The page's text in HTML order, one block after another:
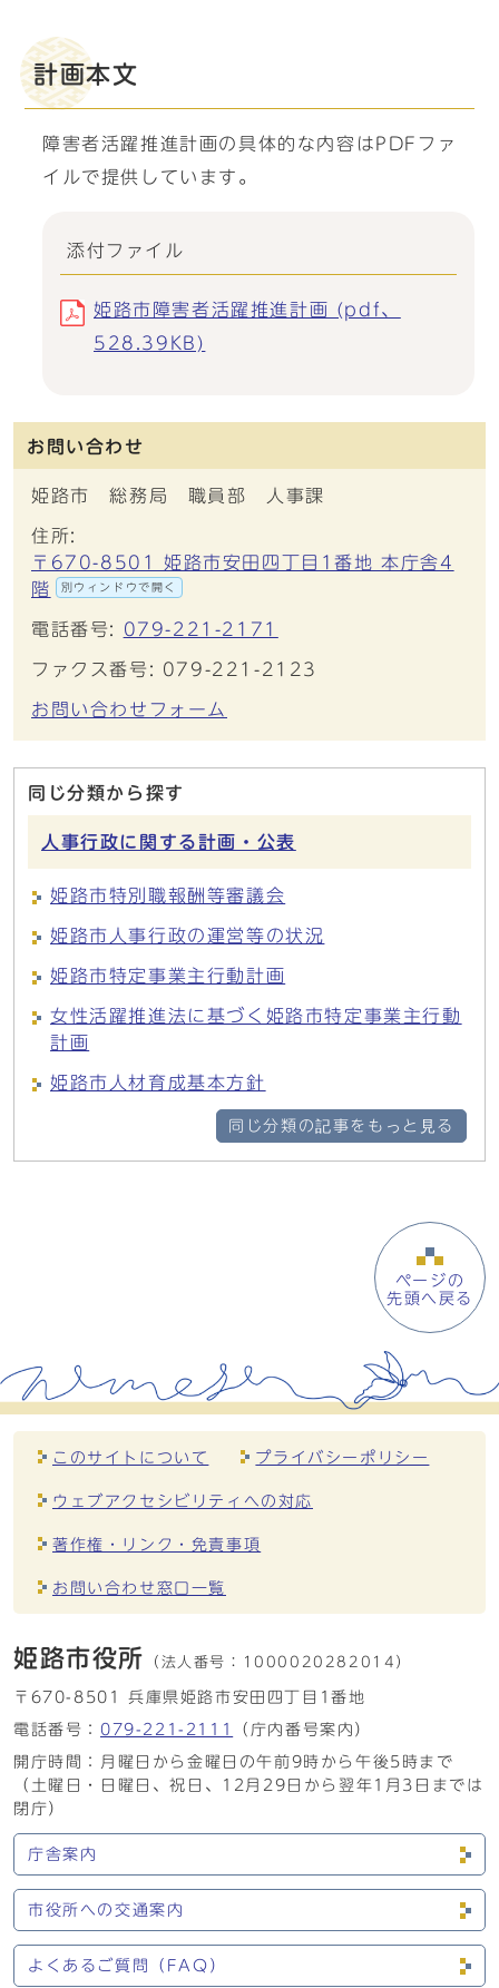
計画本文
障害者活躍推進計画の具体的な内容はPDFファ
イルで提供しています。
添付ファイル
姫路市障害者活躍推進計画 (pdf、
528.39KB)
お問い合わせ
姫路市 総務局 職員部 人事課
住所:
〒670-8501 姫路市安田四丁目1番地 本庁舎4
階
別ウィンドウで開く
電話番号: 079-221-2171
ファクス番号: 079-221-2123
お問い合わせフォーム
同じ分類から探す
人事行政に関する計画・公表
姫路市特別職報酬等審議会
姫路市人事行政の運営等の状況
姫路市特定事業主行動計画
女性活躍推進法に基づく姫路市特定事業主行動
計画
姫路市人材育成基本方針
同じ分類の記事をもっと見る
ページの
先頭へ戻る
このサイトについて プライバシーポリシー
ウェブアクセシビリティへの対応
著作権・リンク・免責事項
お問い合わせ窓口一覧
姫路市役所 （法人番号： 1000020282014）
〒670-8501 兵庫県姫路市安田四丁目1番地
電話番号： 079-221-2111
（庁内番号案内）
開庁時間：月曜日から金曜日の午前9時から午後5時まで
（土曜日・日曜日、祝日、12月29日から翌年1月3日までは
閉庁）
庁舎案内
市役所への交通案内
よくあるご質問（FAQ）